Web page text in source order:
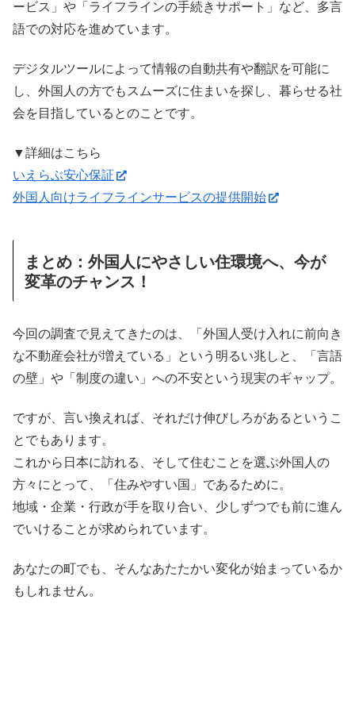
ービス」や「ライフラインの手続きサポート」など、多言
語での対応を進めています。
デジタルツールによって情報の自動共有や翻訳を可能に
し、外国人の方でもスムーズに住まいを探し、暮らせる社
会を目指しているとのことです。
▼詳細はこちら
いえらぶ安心保証
外国人向けライフラインサービスの提供開始
まとめ：外国人にやさしい住環境へ、今が
変革のチャンス！
今回の調査で見えてきたのは、「外国人受け入れに前向き
な不動産会社が増えている」という明るい兆しと、「言語
の壁」や「制度の違い」への不安という現実のギャップ。
ですが、言い換えれば、それだけ伸びしろがあるというこ
とでもあります。
これから日本に訪れる、そして住むことを選ぶ外国人の
方々にとって、「住みやすい国」であるために。
地域・企業・行政が手を取り合い、少しずつでも前に進ん
でいけることが求められています。
あなたの町でも、そんなあたたかい変化が始まっているか
もしれません。